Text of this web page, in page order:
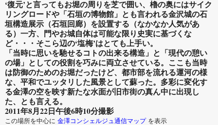
‘復元’と言ってもお堀の周りを芝で囲い、櫓の奥にはサイク
リングロードや「石垣の博物館」とも言われる金沢城の石
垣構造展示（石垣回廊）を設置する（なかなか人気があ
る）一方、門やお城自体は可能な限り史実に基づくな
ど・・・そこら辺の‘塩梅’はとても上手い。
「当時に思いを馳せるコトの出来る構造」と「現代の憩い
の場」としての役割を巧みに両立させている。ここも当時
は防御のためのお堀だったけど、都市部を流れる運河の様
な、平和でユッタリした風景として蘇った。多彩に変化す
る金澤の空を映す新たな水面が旧市街の真ん中に出現し
た、とも言える。
2011年8月22日午後6時10分撮影
この場所を中心に 金澤コンシェルジュ通信マップを表示